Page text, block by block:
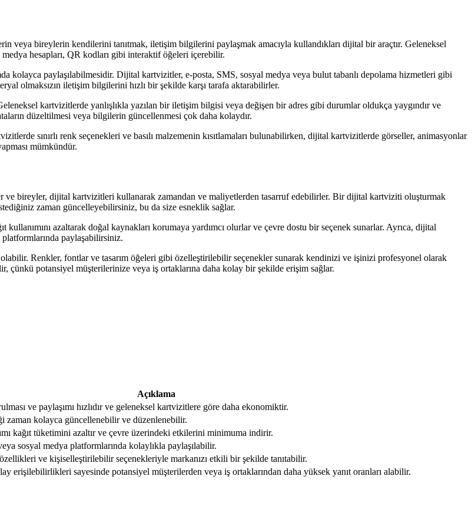
veya bireylerin kendilerini tanıtmak, iletişim bilgilerini paylaşmak amacıyla kullandıkları dijital bir araçtır. Geleneksel
hesapları, QR kodları gibi interaktif öğeleri içerebilir.
kolayca paylaşılabilmesidir. Dijital kartvizitler, e-posta, SMS, sosyal medya veya bulut tabanlı depolama hizmetleri gibi
olmaksızın iletişim bilgilerini hızlı bir şekilde karşı tarafa aktarabilirler.
kartvizitlerde yanlışlıkla yazılan bir iletişim bilgisi veya değişen bir adres gibi durumlar oldukça yaygındır ve
düzeltilmesi veya bilgilerin güncellenmesi çok daha kolaydır.
sınırlı renk seçenekleri ve basılı malzemenin kısıtlamaları bulunabilirken, dijital kartvizitlerde görseller, animasyonlar
mümkündür.
bireyler, dijital kartvizitleri kullanarak zamandan ve maliyetlerden tasarruf edebilirler. Bir dijital kartviziti oluşturmak
zaman güncelleyebilirsiniz, bu da size esneklik sağlar.
azaltarak doğal kaynakları korumaya yardımcı olurlar ve çevre dostu bir seçenek sunarlar. Ayrıca, dijital
paylaşabilirsiniz.
Renkler, fontlar ve tasarım öğeleri gibi özelleştirilebilir seçenekler sunarak kendinizi ve işinizi profesyonel olarak
çünkü potansiyel müşterilerinize veya iş ortaklarına daha kolay bir şekilde erişim sağlar.
Açıklama
ve paylaşımı hızlıdır ve geleneksel kartvizitlere göre daha ekonomiktir.
kolayca güncellenebilir ve düzenlenebilir.
kağıt tüketimini azaltır ve çevre üzerindeki etkilerini minimuma indirir.
sosyal medya platformlarında kolaylıkla paylaşılabilir.
ve kişiselleştirilebilir seçenekleriyle markanızı etkili bir şekilde tanıtabilir.
erişilebilirlikleri sayesinde potansiyel müşterilerden veya iş ortaklarından daha yüksek yanıt oranları alabilir.